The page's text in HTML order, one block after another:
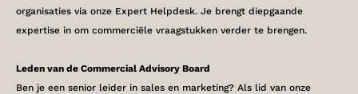
organisaties via onze Expert Helpdesk. Je brengt diepgaande
expertise in om commerciële vraagstukken verder te brengen.
Leden van de Commercial Advisory Board
Ben je een senior leider in sales en marketing? Als lid van onze